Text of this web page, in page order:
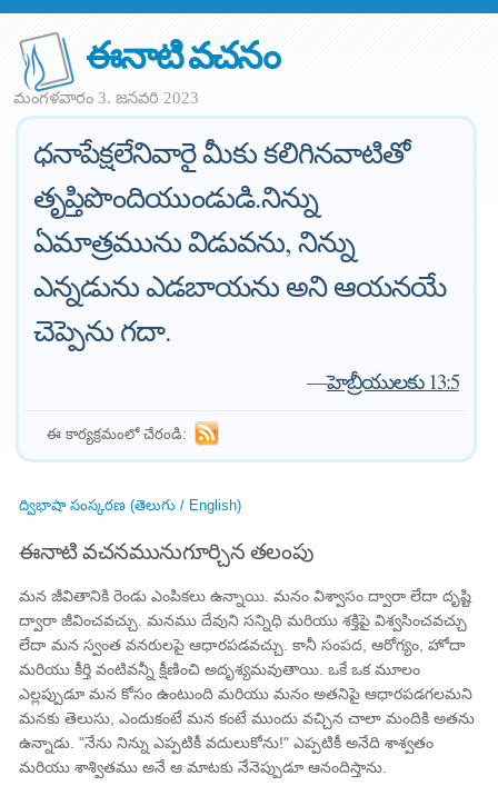
ఈనాటి వచనం
మంగళవారం 3. జనవరి 2023
ధనాపేక్షలేనివారై మీకు కలిగినవాటితో
తృప్తిపొందియుండుడి.నిన్ను
ఏమాత్రమును విడువను, నిన్ను
ఎన్నడును ఎడబాయను అని ఆయనయే
చెప్పెను గదా.
—హెబ్రీయులకు 13:5
ఈ కార్యక్రమంలో చేరండి:
ద్విభాషా సంస్కరణ (తెలుగు / English)
ఈనాటి వచనమునుగూర్చిన తలంపు
మన జీవితానికి రెండు ఎంపికలు ఉన్నాయి. మనం విశ్వాసం ద్వారా లేదా దృష్టి
ద్వారా జీవించవచ్చు. మనము దేవుని సన్నిధి మరియు శక్తిపై విశ్వసించవచ్చు
లేదా మన స్వంత వనరులపై ఆధారపడవచ్చు. కానీ సంపద, ఆరోగ్యం, హోదా
మరియు కీర్తి వంటివన్నీ క్షీణించి అదృశ్యమవుతాయి. ఒకే ఒక మూలం
ఎల్లప్పుడూ మన కోసం ఉంటుంది మరియు మనం అతనిపై ఆధారపడగలమని
మనకు తెలుసు, ఎందుకంటే మన కంటే ముందు వచ్చిన చాలా మందికి అతను
ఉన్నాడు. "నేను నిన్ను ఎప్పటికీ వదులుకోను!" ఎప్పటికీ అనేది శాశ్వతం
మరియు శాశ్వితము అనే ఆ మాటకు నేనెప్పుడూ ఆనందిస్తాను.